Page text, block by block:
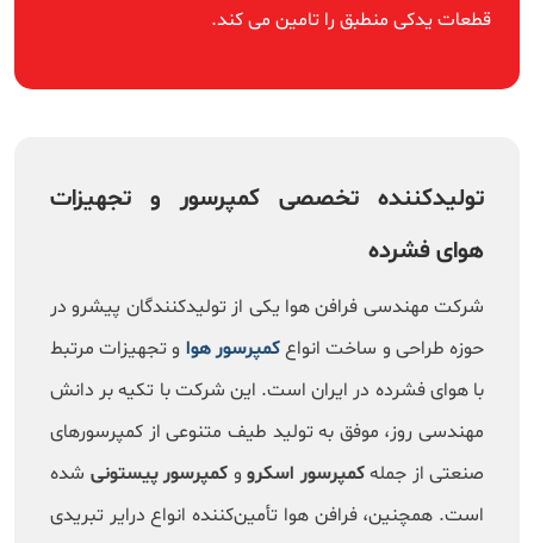
قطعات یدکی منطبق را تامین می کند.
تولیدکننده تخصصی کمپرسور و تجهیزات
هوای فشرده
شرکت مهندسی فرافن هوا یکی از تولیدکنندگان پیشرو در
حوزه طراحی و ساخت انواعکمپرسور هوا و تجهیزات مرتبط
با هوای فشرده در ایران است. این شرکت با تکیه بر دانش
مهندسی روز، موفق به تولید طیف متنوعی از کمپرسورهای
صنعتی از جملهکمپرسور اسکرو و کمپرسور پیستونی شده
است. همچنین، فرافن هوا تأمین‌کننده انواع درایر تبریدی